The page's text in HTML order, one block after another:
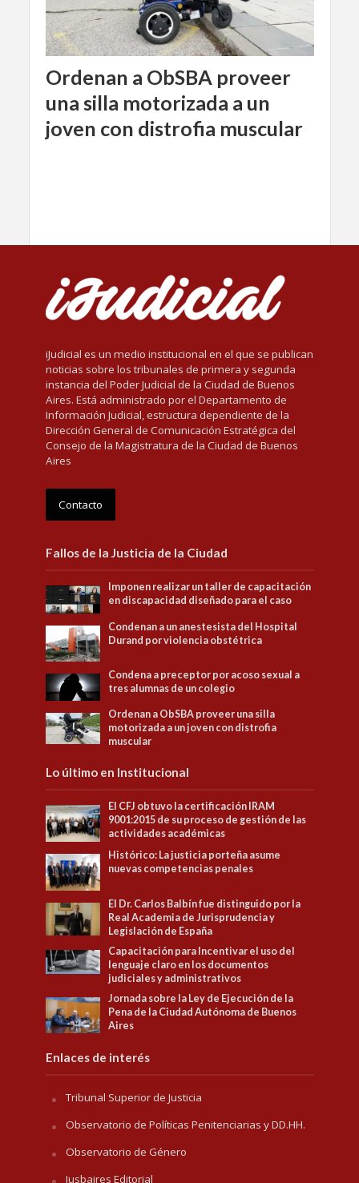
Ordenan a ObSBA proveer
una silla motorizada a un
joven con distrofia muscular
iJudicial es un medio institucional en el que se publican
noticias sobre los tribunales de primera y segunda
instancia del Poder Judicial de la Ciudad de Buenos
Aires. Está administrado por el Departamento de
Información Judicial, estructura dependiente de la
Dirección General de Comunicación Estratégica del
Consejo de la Magistratura de la Ciudad de Buenos
Aires
Contacto
Fallos de la Justicia de la Ciudad
Imponen realizar un taller de capacitación
en discapacidad diseñado para el caso
Condenan a un anestesista del Hospital
Durand por violencia obstétrica
Condena a preceptor por acoso sexual a
tres alumnas de un colegio
Ordenan a ObSBA proveer una silla
motorizada a un joven con distrofia
muscular
Lo último en Institucional
El CFJ obtuvo la certificación IRAM
9001:2015 de su proceso de gestión de las
actividades académicas
Histórico: La justicia porteña asume
nuevas competencias penales
El Dr. Carlos Balbín fue distinguido por la
Real Academia de Jurisprudencia y
Legislación de España
Capacitación para Incentivar el uso del
lenguaje claro en los documentos
judiciales y administrativos
Jornada sobre la Ley de Ejecución de la
Pena de la Ciudad Autónoma de Buenos
Aires
Enlaces de interés
Tribunal Superior de Justicia
Observatorio de Políticas Penitenciarias y DD.HH.
Observatorio de Género
Jusbaires Editorial